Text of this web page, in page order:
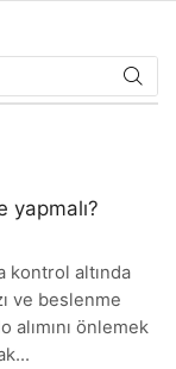
yapmalı?
kontrol altında
ve beslenme
alımını önlemek